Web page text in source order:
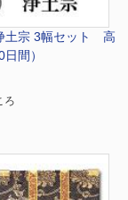
土宗 3幅セット 高
間）
ろ